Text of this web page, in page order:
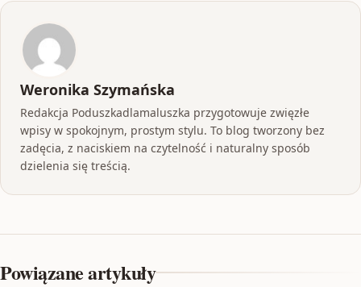
Weronika Szymańska
Redakcja Poduszkadlamaluszka przygotowuje zwięzłe
wpisy w spokojnym, prostym stylu. To blog tworzony bez
zadęcia, z naciskiem na czytelność i naturalny sposób
dzielenia się treścią.
Powiązane artykuły